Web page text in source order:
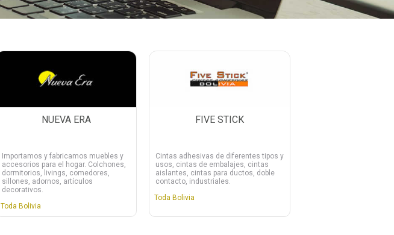
NUEVA ERA
Importamos y fabricamos muebles y
accesorios para el hogar. Colchones,
dormitorios, livings, comedores,
sillones, adornos, artículos
decorativos.
Toda Bolivia
FIVE STICK
Cintas adhesivas de diferentes tipos y
usos, cintas de embalajes, cintas
aislantes, cintas para ductos, doble
contacto, industriales.
Toda Bolivia